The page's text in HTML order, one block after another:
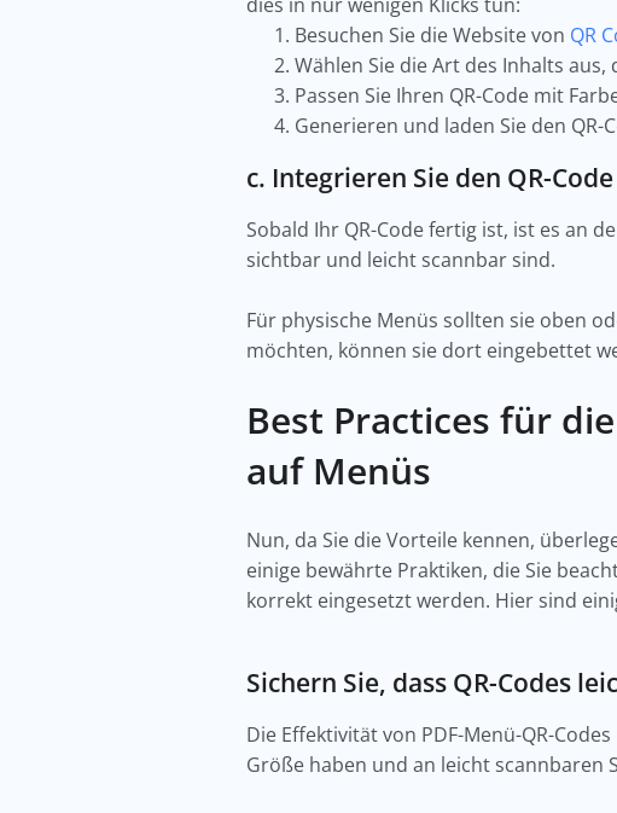
Besuchen Sie die Website von QR
Wählen Sie die Art des Inhalts aus,
Passen Sie Ihren QR-Code mit
Generieren und laden Sie den QR-
c. Integrieren Sie den QR-
Sobald Ihr QR-Code fertig ist, ist es an
sichtbar und leicht scannbar sind.
Für physische Menüs sollten sie oben
möchten, können sie dort eingebettet
Best Practices für
auf Menüs
Nun, da Sie die Vorteile kennen,
einige bewährte Praktiken, die Sie
korrekt eingesetzt werden. Hier sind
Sichern Sie, dass QR-Codes
Die Effektivität von PDF-Menü-QR-
Größe haben und an leicht scannbaren